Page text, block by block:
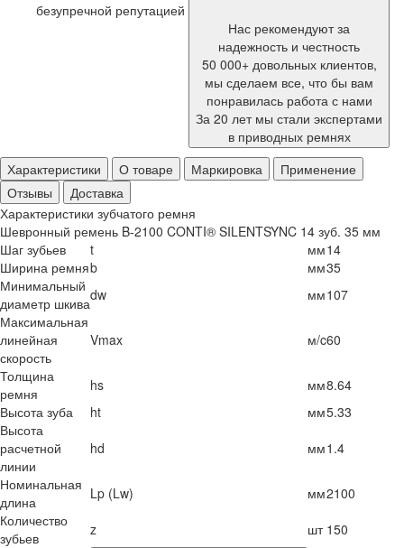
безупречной репутацией
Нас рекомендуют за
надежность и честность
50 000+ довольных клиентов,
мы сделаем все, что бы вам
понравилась работа с нами
За 20 лет мы стали экспертами
в приводных ремнях
Характеристики
О товаре Маркировка
Применение
Отзывы
Доставка
Характеристики зубчатого ремня
Шевронный ремень B-2100 CONTI® SILENTSYNC 14 зуб. 35 мм
Шаг зубьев
t мм14
Ширина ремняb мм35
Минимальный
диаметр шкиваdw мм107
Максимальная
линейная
скорость
Vmax м/c60
Толщина
ремня
hs мм8.64
Высота зуба
ht мм5.33
Высота
расчетной
линии
hd мм1.4
Номинальная
длина
Lp (Lw) мм2100
Количество
зубьев
z шт 150